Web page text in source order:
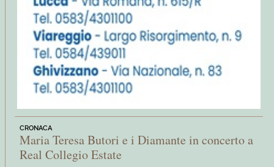
CRONACA
Maria Teresa Butori e i Diamante in concerto a
Real Collegio Estate